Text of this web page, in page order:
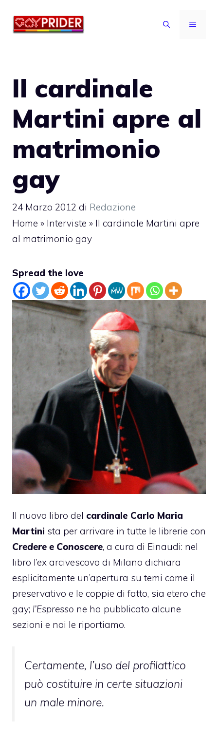
MENU
Il cardinale
Martini apre al
matrimonio
gay
24 Marzo 2012 di Redazione
Home » Interviste » Il cardinale Martini apre
al matrimonio gay
Spread the love
Il nuovo libro del cardinale Carlo Maria
Martini sta per arrivare in tutte le librerie con
Credere e Conoscere, a cura di Einaudi: nel
libro l’ex arcivescovo di Milano dichiara
esplicitamente un’apertura su temi come il
preservativo e le coppie di fatto, sia etero che
gay; l’Espresso ne ha pubblicato alcune
sezioni e noi le riportiamo.
Certamente, l’uso del profilattico
può costituire in certe situazioni
un male minore.